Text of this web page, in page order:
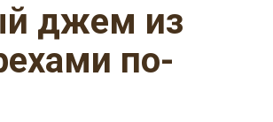
джем из
по-